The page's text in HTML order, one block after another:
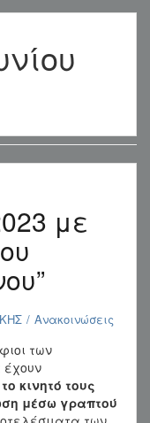
με
Ανακοινώσεις
των
έχουν
κινητό τους
μέσω γραπτού